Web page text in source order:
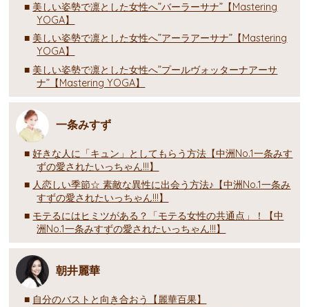
美しい姿勢で凛とした女性へ”バーラーサナ”【Mastering
YOGA】
美しい姿勢で凛とした女性へ”アーラアーサナ”【Mastering
YOGA】
美しい姿勢で凛とした女性へ”プールヴォッターナアーサ
ナ”【Mastering YOGA】
一条みすず
好きな人に「キュン」としてもらう方法【中洲No.1一条みす
ずの愛されたいっちゃん!!!】
人恋しい季節☆ 素敵な異性に出会う方法♪【中洲No.1一条み
すずの愛されたいっちゃん!!!】
モテるにはヒミツがある？「モテる女性の共通点」！【中
洲No.1一条みすずの愛されたいっちゃん!!!】
朝井麗華
自分のバストと向き合おう【麗華百果】